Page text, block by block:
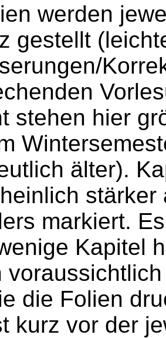
werden
gestellt
stehen hier
älter).
markiert.
Kapitel
die Folien
kurz vor der